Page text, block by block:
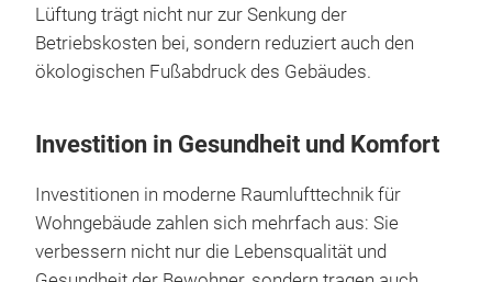
Lüftung trägt nicht nur zur Senkung der
Betriebskosten bei, sondern reduziert auch den
ökologischen Fußabdruck des Gebäudes.
Investition in Gesundheit und Komfort
Investitionen in moderne Raumlufttechnik für
Wohngebäude zahlen sich mehrfach aus: Sie
verbessern nicht nur die Lebensqualität und